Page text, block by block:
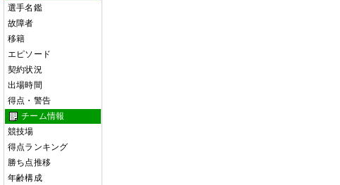
選手名鑑
故障者
移籍
エピソード
契約状況
出場時間
得点・警告
チーム情報
競技場
得点ランキング
勝ち点推移
年齢構成